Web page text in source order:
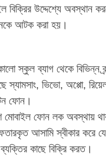
উদ্দেশ্যে অবস্থান
আটক করা হয়।
স্কুল ব্যাগ থেকে বিভিন্ন
স্যামসাং, ভিভো, অপ্পো,
ফোন।
মোবাইল ফোন লক অবস্থায়
আসামি স্বীকার করে
কাছে বিক্রি করত।